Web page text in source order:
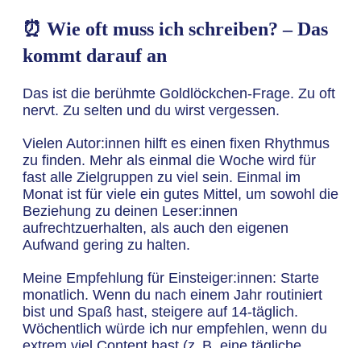
⏰ Wie oft muss ich schreiben? – Das
kommt darauf an
Das ist die berühmte Goldlöckchen-Frage. Zu oft
nervt. Zu selten und du wirst vergessen.
Vielen Autor:innen hilft es einen fixen Rhythmus
zu finden. Mehr als einmal die Woche wird für
fast alle Zielgruppen zu viel sein. Einmal im
Monat ist für viele ein gutes Mittel, um sowohl die
Beziehung zu deinen Leser:innen
aufrechtzuerhalten, als auch den eigenen
Aufwand gering zu halten.
Meine Empfehlung für Einsteiger:innen: Starte
monatlich. Wenn du nach einem Jahr routiniert
bist und Spaß hast, steigere auf 14-täglich.
Wöchentlich würde ich nur empfehlen, wenn du